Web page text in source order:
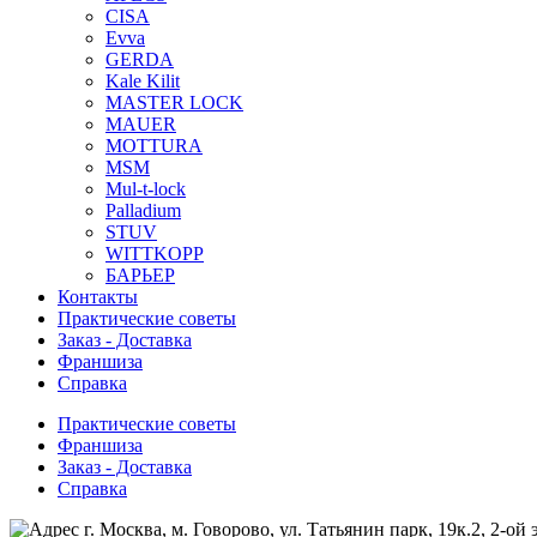
CISA
Evva
GERDA
Kale Kilit
MASTER LOCK
MAUER
MOTTURA
MSM
Mul-t-lock
Palladium
STUV
WITTKOPP
БАРЬЕР
Контакты
Практические советы
Заказ - Доставка
Франшиза
Справка
Практические советы
Франшиза
Заказ - Доставка
Справка
г. Москва, м. Говорово, ул. Татьянин парк, 19к.2, 2-ой